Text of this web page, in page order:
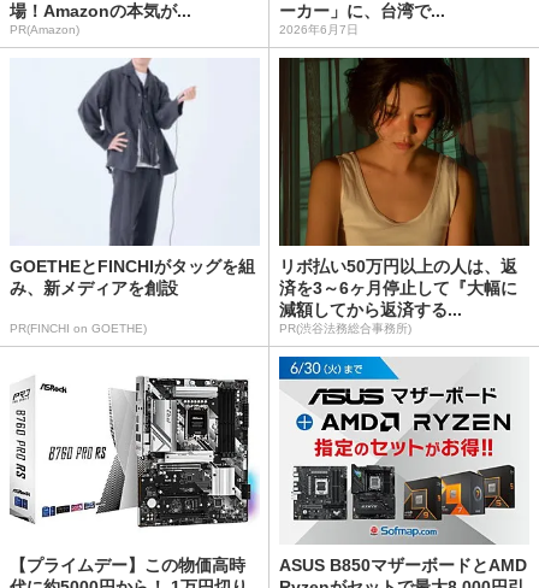
場！Amazonの本気が...
PR(Amazon)
ーカー」に、台湾で...
2026年6月7日
GOETHEとFINCHIがタッグを組
み、新メディアを創設
PR(FINCHI on GOETHE)
リボ払い50万円以上の人は、返
済を3～6ヶ月停止して『大幅に
減額してから返済する...
PR(渋谷法務総合事務所)
【プライムデー】この物価高時
ASUS B850マザーボードとAMD